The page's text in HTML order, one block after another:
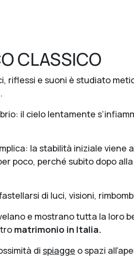
CLASSICO
riflessi e suoni è studiato
il cielo lentamente
la stabilità iniziale viene
poco, perché subito dopo
di luci, visioni,
e mostrano tutta la loro
matrimonio in Italia.
di spiagge o spazi